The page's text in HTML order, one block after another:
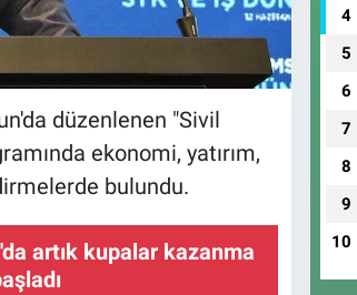
düzenlenen "Sivil
ekonomi, yatırım,
bulundu.
artık kupalar kazanma
4
5
6
7
8
9
10